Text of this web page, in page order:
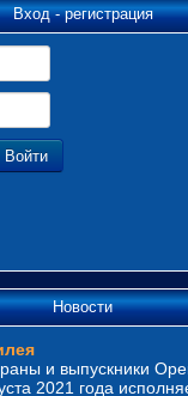
Вход - регистрация
Войти
Новости
и выпускники
2021 года